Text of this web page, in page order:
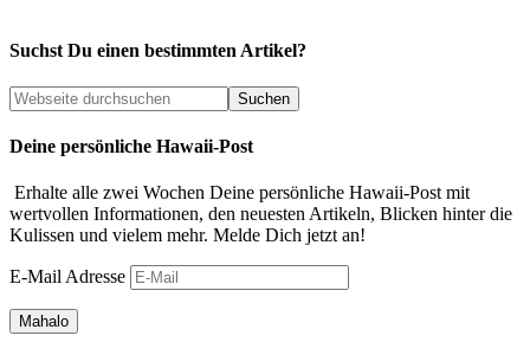
Suchst Du einen bestimmten Artikel?
Deine persönliche Hawaii-Post
Erhalte alle zwei Wochen Deine persönliche Hawaii-Post mit
wertvollen Informationen, den neuesten Artikeln, Blicken hinter die
Kulissen und vielem mehr. Melde Dich jetzt an!
E-Mail Adresse